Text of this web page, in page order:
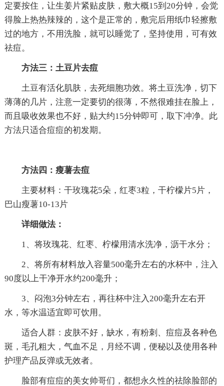
定要按住，让生姜片紧贴皮肤，敷大概15到20分钟，会觉
得脸上热热辣辣的，这个是正常的，敷完后用纸巾轻擦敷
过的地方，不用洗脸，就可以睡觉了，坚持使用，可有效
祛痘。
方法三：土豆片去痘
土豆有活化肌肤，去死细胞功效。将土豆洗净，切下
薄薄的几片，注意一定要切的很薄，不然很难挂在脸上，
而且吸收效果也不好，贴大约15分钟即可，取下冲净。此
方法只适合痘痘的初发期。
方法四：瘦薯去痘
主要材料：干玫瑰花5朵，红枣3粒，干柠檬片5片，
巴山瘦薯10-13片
详细做法：
1、将玫瑰花、红枣、柠檬用清水洗净，沥干水分；
2、将所有材料放入容量500毫升左右的水杯中，注入
90度以上干净开水约200毫升；
3、闷泡3分钟左右，再往杯中注入200毫升左右开
水，等水温适宜即可饮用。
适合人群：皮肤不好，缺水，有粉刺、痘痘及各种色
斑，毛孔粗大，气血不足，月经不调，便秘以及使用各种
护理产品反弹或无效者。
脸部有痘痘的美女帅哥们，都想永久性的祛除脸部的